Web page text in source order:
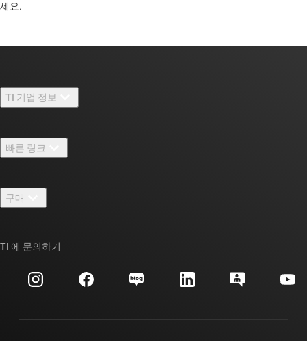
세요. ​​​​​​​​​​​​​​
TI 기업 정보
채용
뉴스룸
이벤트
투자 관계
빠른 링크
TI E2E™ 설계 지원 포럼
대체품 검색
고객 지원 센터
구매
주문 FAQ
TI 에 문의하기